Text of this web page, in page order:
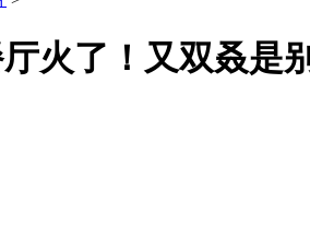
火了！又双叒是